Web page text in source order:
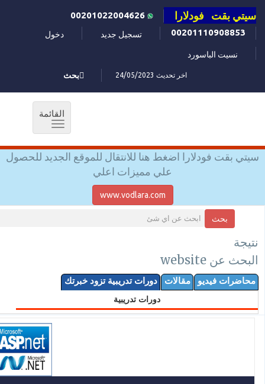
سيتي بقت فودلارا
00201110908853
تسجيل جديد دخول
نسيت الباسورد
اخر تحديث 24/05/2023 بحث
القائمة
Toggle
سيتي بقت فودلارا اضغط هنا للانتقال للموقع الجديد للحصول
علي مميزات اعلي
www.vodlara.com
بحث
نتيجة
البحث عن website
محاضرات فيديو مقالات دورات تدريبية تزود خبرتك
دورات تدريبية